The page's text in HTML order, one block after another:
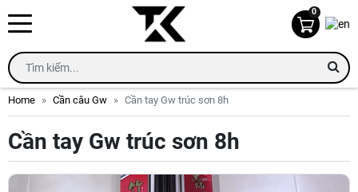
0
Home Cần câu Gw Cần tay Gw trúc sơn 8h
Cần tay Gw trúc sơn 8h